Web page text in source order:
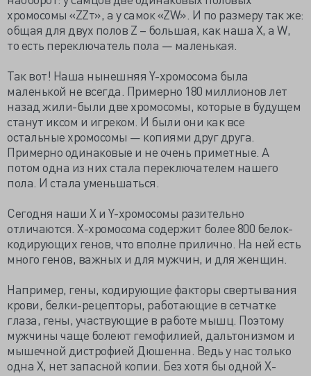
хромосомы «ZZт», а у самок «ZW». И по размеру так же:
общая для двух полов Z – большая, как наша Х, а W,
то есть переключатель пола — маленькая.
Так вот! Наша нынешняя Y-хромосома была
маленькой не всегда. Примерно 180 миллионов лет
назад жили-были две хромосомы, которые в будущем
станут иксом и игреком. И были они как все
остальные хромосомы — копиями друг друга.
Примерно одинаковые и не очень приметные. А
потом одна из них стала переключателем нашего
пола. И стала уменьшаться.
Сегодня наши Х и Y-хромосомы разительно
отличаются. X-хромосома содержит более 800 белок-
кодирующих генов, что вполне прилично. На ней есть
много генов, важных и для мужчин, и для женщин.
Например, гены, кодирующие факторы свертывания
крови, белки-рецепторы, работающие в сетчатке
глаза, гены, участвующие в работе мышц. Поэтому
мужчины чаще болеют гемофилией, дальтонизмом и
мышечной дистрофией Дюшенна. Ведь у нас только
одна Х, нет запасной копии. Без хотя бы одной Х-